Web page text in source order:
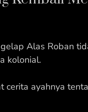
Alas Roban
kolonial.
cerita ayahnya